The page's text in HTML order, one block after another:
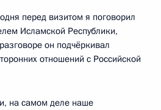
перед визитом я поговорил
Исламской Республики,
он подчёркивал
отношений с Российской
на самом деле наше